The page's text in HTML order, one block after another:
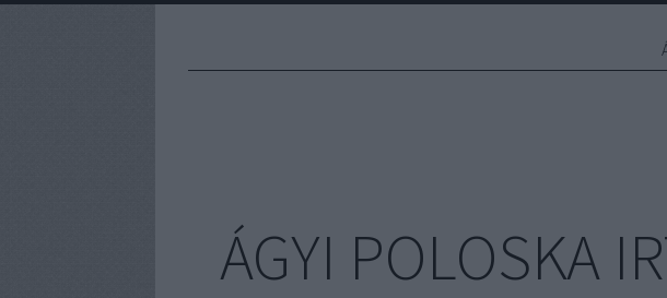
ÁGYI POLOSKA